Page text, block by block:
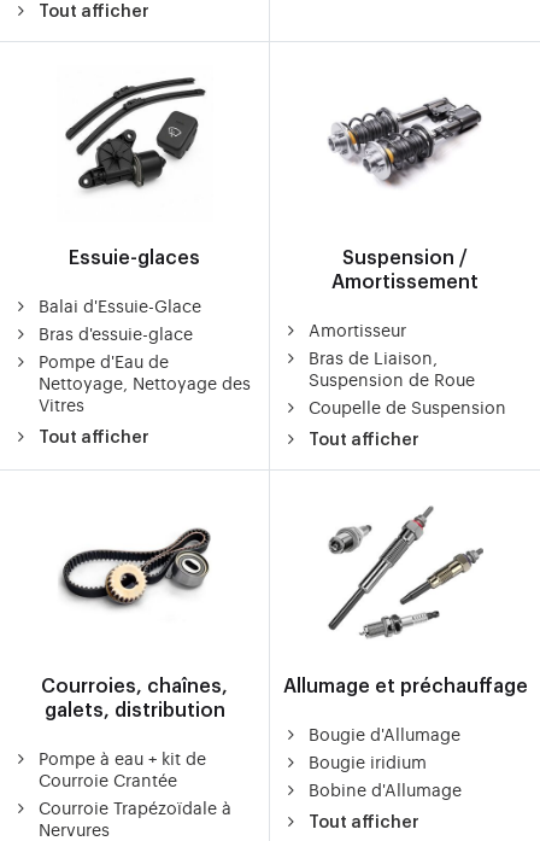
Tout afficher
Essuie-glaces
Balai d'Essuie-Glace
Bras d'essuie-glace
Pompe d'Eau de
Nettoyage, Nettoyage des
Vitres
Tout afficher
Suspension /
Amortissement
Amortisseur
Bras de Liaison,
Suspension de Roue
Coupelle de Suspension
Tout afficher
Courroies, chaînes,
galets, distribution
Pompe à eau + kit de
Courroie Crantée
Courroie Trapézoïdale à
Nervures
Allumage et préchauffage
Bougie d'Allumage
Bougie iridium
Bobine d'Allumage
Tout afficher